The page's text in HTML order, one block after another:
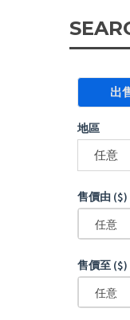
出
地區
任意
售價由 ($)
任意
售價至 ($)
任意